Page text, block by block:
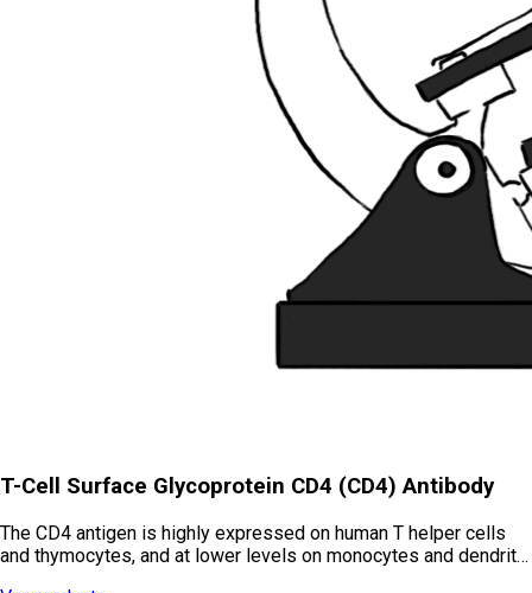
T-Cell Surface Glycoprotein CD4 (CD4) Antibody
The CD4 antigen is highly expressed on human T helper cells
and thymocytes, and at lower levels on monocytes and dendrit…